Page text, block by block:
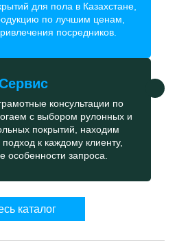
для пола в Казахстане,
по лучшим ценам,
посредников.
консультации по
с выбором рулонных и
покрытий, находим
к каждому клиенту,
особенности запроса.
каталог